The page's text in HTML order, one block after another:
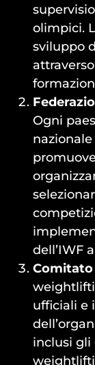
olimpici.
sviluppo
Ogni
dell’IWF
Comitato
ufficiali e
inclusi